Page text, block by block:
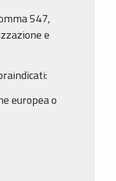
547,
e
europea o